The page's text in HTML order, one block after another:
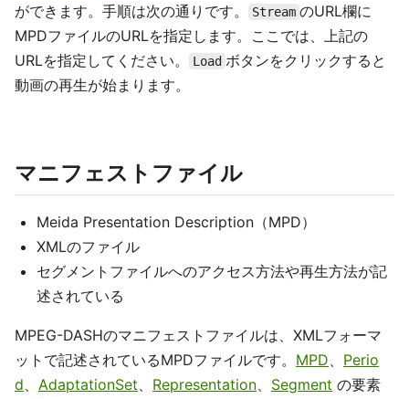
ができます。手順は次の通りです。
Stream のURL欄に
MPDファイルのURLを指定します。ここでは、上記の
URLを指定してください。
Load ボタンをクリックすると
動画の再生が始まります。
マニフェストファイル
Meida Presentation Description（MPD）
XMLのファイル
セグメントファイルへのアクセス方法や再生方法が記
述されている
MPEG-DASHのマニフェストファイルは、XMLフォーマ
ットで記述されているMPDファイルです。 MPD、 Perio
d、 AdaptationSet、 Representation、 Segment の要素